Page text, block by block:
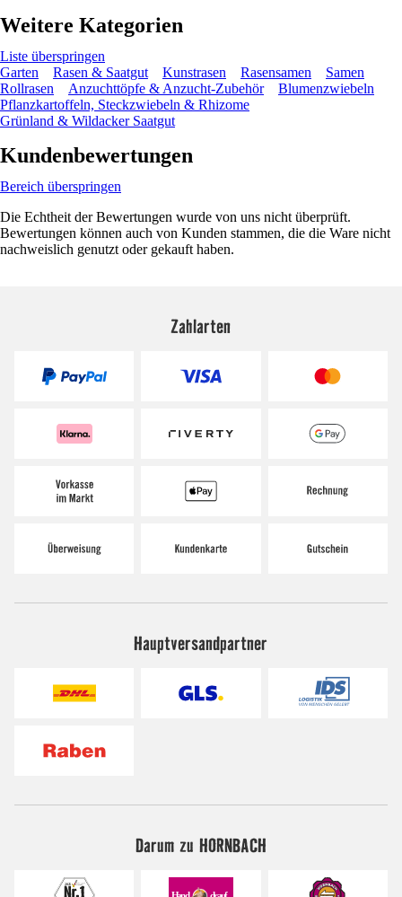
Weitere Kategorien
Liste überspringen
Garten
Rasen & Saatgut Kunstrasen Rasensamen
Samen
Rollrasen
Anzuchttöpfe & Anzucht-Zubehör
Blumenzwiebeln
Pflanzkartoffeln, Steckzwiebeln & Rhizome
Grünland & Wildacker Saatgut
Kundenbewertungen
Bereich überspringen
Die Echtheit der Bewertungen wurde von uns nicht überprüft.
Bewertungen können auch von Kunden stammen, die die Ware nicht
nachweislich genutzt oder gekauft haben.
Zahlarten
Hauptversandpartner
Darum zu HORNBACH